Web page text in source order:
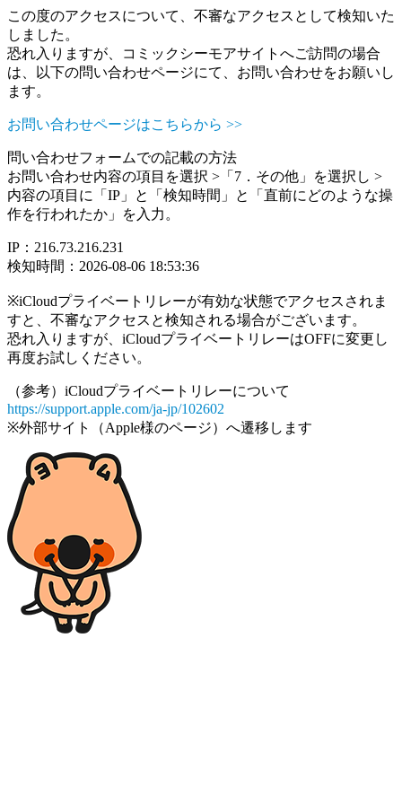
この度のアクセスについて、不審なアクセスとして検知いた
しました。
恐れ入りますが、コミックシーモアサイトへご訪問の場合
は、以下の問い合わせページにて、お問い合わせをお願いし
ます。
お問い合わせページはこちらから >>
問い合わせフォームでの記載の方法
お問い合わせ内容の項目を選択 >「7．その他」を選択し >
内容の項目に「IP」と「検知時間」と「直前にどのような操
作を行われたか」を入力。
IP：216.73.216.231
検知時間：2026-08-06 18:53:36
※iCloudプライベートリレーが有効な状態でアクセスされま
すと、不審なアクセスと検知される場合がございます。
恐れ入りますが、iCloudプライベートリレーはOFFに変更し
再度お試しください。
（参考）iCloudプライベートリレーについて
https://support.apple.com/ja-jp/102602
※外部サイト（Apple様のページ）へ遷移します